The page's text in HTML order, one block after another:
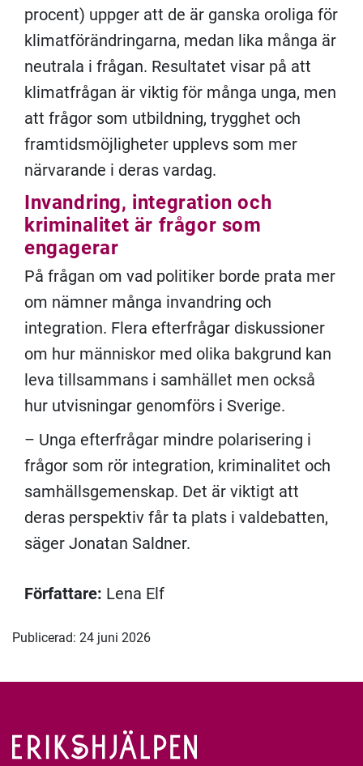
procent) uppger att de är ganska oroliga för
klimatförändringarna, medan lika många är
neutrala i frågan. Resultatet visar på att
klimatfrågan är viktig för många unga, men
att frågor som utbildning, trygghet och
framtidsmöjligheter upplevs som mer
närvarande i deras vardag.
Invandring, integration och
kriminalitet är frågor som
engagerar
På frågan om vad politiker borde prata mer
om nämner många invandring och
integration. Flera efterfrågar diskussioner
om hur människor med olika bakgrund kan
leva tillsammans i samhället men också
hur utvisningar genomförs i Sverige.
– Unga efterfrågar mindre polarisering i
frågor som rör integration, kriminalitet och
samhällsgemenskap. Det är viktigt att
deras perspektiv får ta plats i valdebatten,
säger Jonatan Saldner.
Författare: Lena Elf
Publicerad: 24 juni 2026